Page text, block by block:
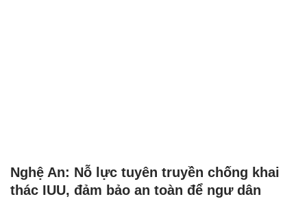
Nghệ An: Nỗ lực tuyên truyền chống khai
thác IUU, đảm bảo an toàn để ngư dân